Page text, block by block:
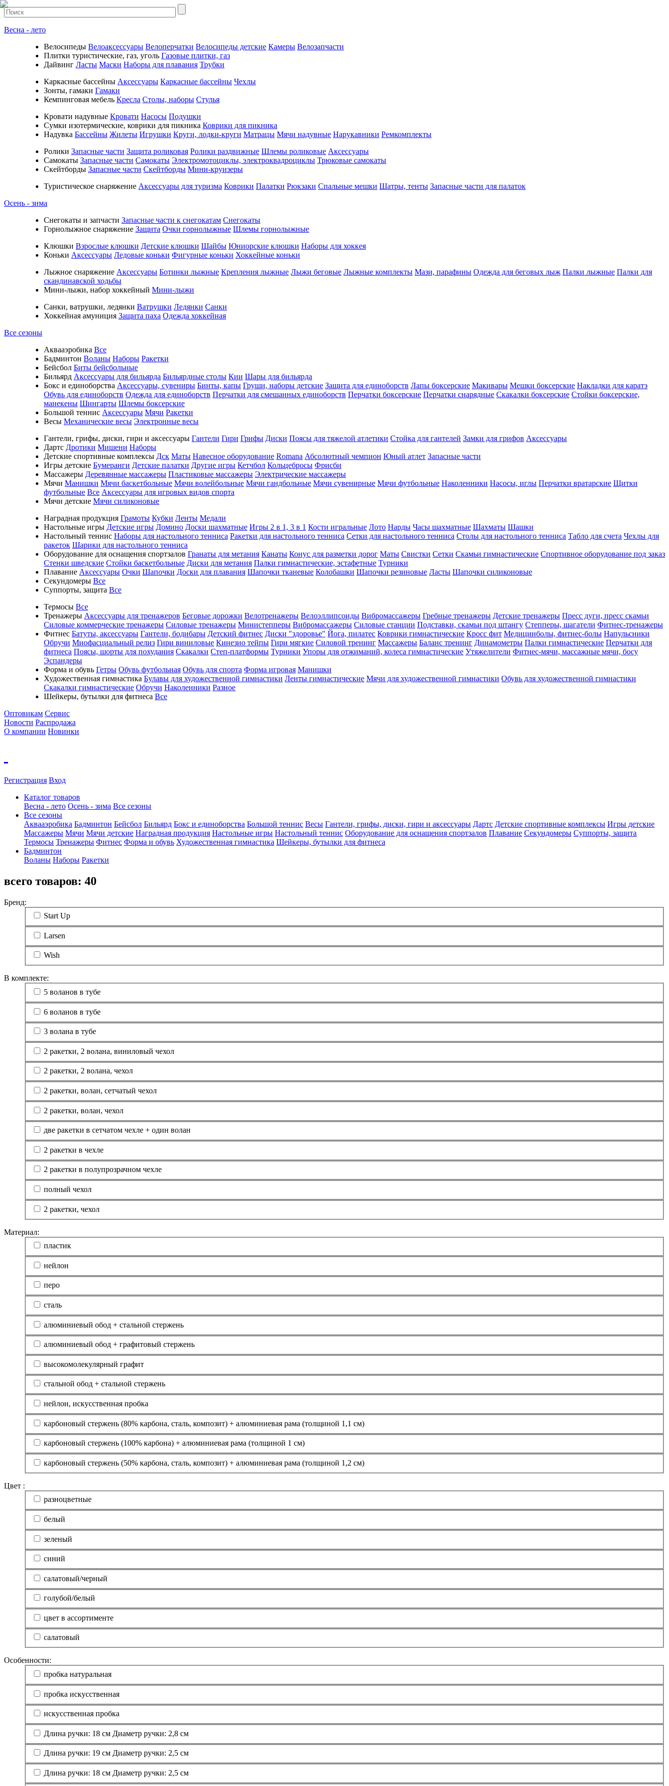
Весна - лето
Велосипеды Велоаксессуары Велоперчатки Велосипеды детские Камеры Велозапчасти
Плитки туристические, газ, уголь Газовые плитки, газ
Дайвинг Ласты Маски Наборы для плавания Трубки
Каркасные бассейны Аксессуары Каркасные бассейны Чехлы
Зонты, гамаки Гамаки
Кемпинговая мебель Кресла Столы, наборы Стулья
Кровати надувные Кровати Насосы Подушки
Cумки изотермические, коврики для пикника Коврики для пикника
Надувка Бассейны Жилеты Игрушки Круги, лодки-круги Матрацы Мячи надувные Нарукавники Ремкомплекты
Ролики Запасные части Защита роликовая Ролики раздвижные Шлемы роликовые Аксессуары
Самокаты Запасные части Самокаты Электромотоциклы, электроквадроциклы Трюковые самокаты
Скейтборды Запасные части Скейтборды Мини-круизеры
Туристическое снаряжение Аксессуары для туризма Коврики Палатки Рюкзаки Спальные мешки Шатры, тенты Запасные части для палаток
Осень - зима
Cнегокаты и запчасти Запасные части к снегокатам Снегокаты
Горнолыжное снаряжение Защита Очки горнолыжные Шлемы горнолыжные
Клюшки Взрослые клюшки Детские клюшки Шайбы Юниорские клюшки Наборы для хоккея
Коньки Аксессуары Ледовые коньки Фигурные коньки Хоккейные коньки
Лыжное снаряжение Аксессуары Ботинки лыжные Крепления лыжные Лыжи беговые Лыжные комплекты Мази, парафины Одежда для беговых лыж Палки лыжные Палки для
скандинавской ходьбы
Мини-лыжи, набор хоккейный Мини-лыжи
Санки, ватрушки, ледянки Ватрушки Ледянки Санки
Хоккейная амуниция Защита паха Одежда хоккейная
Все сезоны
Аквааэробика Все
Бадминтон Воланы Наборы Ракетки
Бейсбол Биты бейсбольные
Бильярд Аксессуары для бильярда Бильярдные столы Кии Шары для бильярда
Бокс и единоборства Аксессуары, сувениры Бинты, капы Груши, наборы детские Защита для единоборств Лапы боксерские Макивары Мешки боксерские Накладки для каратэ
Обувь для единоборств Одежда для единоборств Перчатки для смешанных единоборств Перчатки боксерские Перчатки снарядные Скакалки боксерские Стойки боксерские,
манекены Шингарты Шлемы боксерские
Большой теннис Аксессуары Мячи Ракетки
Весы Механические весы Электронные весы
Гантели, грифы, диски, гири и аксессуары Гантели Гири Грифы Диски Поясы для тяжелой атлетики Стойка для гантелей Замки для грифов Аксессуары
Дартс Дротики Мишени Наборы
Детские спортивные комплексы Дск Маты Навесное оборудование Romana Абсолютный чемпион Юный атлет Запасные части
Игры детские Бумеранги Детские палатки Другие игры Кетчбол Кольцебросы Фрисби
Массажеры Деревянные массажеры Пластиковые массажеры Электрические массажеры
Мячи Манишки Мячи баскетбольные Мячи волейбольные Мячи гандбольные Мячи сувенирные Мячи футбольные Наколенники Насосы, иглы Перчатки вратарские Щитки
футбольные Все Аксессуары для игровых видов спорта
Мячи детские Мячи силиконовые
Наградная продукция Грамоты Кубки Ленты Медали
Настольные игры Детские игры Домино Доски шахматные Игры 2 в 1, 3 в 1 Кости игральные Лото Нарды Часы шахматные Шахматы Шашки
Настольный теннис Наборы для настольного тенниса Ракетки для настольного тенниса Сетки для настольного тенниса Столы для настольного тенниса Табло для счета Чехлы для
ракеток Шарики для настольного тенниса
Оборудование для оснащения спортзалов Гранаты для метания Канаты Конус для разметки дорог Маты Свистки Сетки Скамьи гимнастические Спортивное оборудование под заказ
Стенки шведские Стойки баскетбольные Диски для метания Палки гимнастические, эстафетные Турники
Плавание Аксессуары Очки Шапочки Доски для плавания Шапочки тканевые Колобашки Шапочки резиновые Ласты Шапочки силиконовые
Секундомеры Все
Суппорты, защита Все
Термосы Все
Тренажеры Аксессуары для тренажеров Беговые дорожки Велотренажеры Велоэллипсоиды Вибромассажеры Гребные тренажеры Детские тренажеры Пресс дуги, пресс скамьи
Силовые коммерческие тренажеры Силовые тренажеры Министепперы Вибромассажеры Силовые станции Подставки, скамьи под штангу Степперы, шагатели Фитнес-тренажеры
Фитнес Батуты, аксессуары Гантели, бодибары Детский фитнес Диски "здоровье" Йога, пилатес Коврики гимнастические Кросс фит Медицинболы, фитнес-болы Напульсники
Обручи Миофасциальный релиз Гири виниловые Кинезио тейпы Гири мягкие Силовой тренинг Массажеры Баланс тренинг Динамометры Палки гимнастические Перчатки для
фитнеса Поясы, шорты для похудания Скакалки Степ-платформы Турники Упоры для отжиманий, колеса гимнастические Утяжелители Фитнес-мячи, массажные мячи, босу
Эспандеры
Форма и обувь Гетры Обувь футбольная Обувь для спорта Форма игровая Манишки
Художественная гимнастика Булавы для художественной гимнастики Ленты гимнастические Мячи для художественной гимнастики Обувь для художественной гимнастики
Скакалки гимнастические Обручи Наколенники Разное
Шейкеры, бутылки для фитнеса Все
Оптовикам Сервис
Новости Распродажа
О компании Новинки
Регистрация Вход
Каталог товаров
Весна - лето Осень - зима Все сезоны
Все сезоны
Аквааэробика Бадминтон Бейсбол Бильярд Бокс и единоборства Большой теннис Весы Гантели, грифы, диски, гири и аксессуары Дартс Детские спортивные комплексы Игры детские
Массажеры Мячи Мячи детские Наградная продукция Настольные игры Настольный теннис Оборудование для оснащения спортзалов Плавание Секундомеры Суппорты, защита
Термосы Тренажеры Фитнес Форма и обувь Художественная гимнастика Шейкеры, бутылки для фитнеса
Бадминтон
Воланы Наборы Ракетки
всего товаров: 40
Бренд:
Start Up
Larsen
Wish
В комплекте:
5 воланов в тубе
6 воланов в тубе
3 волана в тубе
2 ракетки, 2 волана, виниловый чехол
2 ракетки, 2 волана, чехол
2 ракетки, волан, сетчатый чехол
2 ракетки, волан, чехол
две ракетки в сетчатом чехле + один волан
2 ракетки в чехле
2 ракетки в полупрозрачном чехле
полный чехол
2 ракетки, чехол
Материал:
пластик
нейлон
перо
сталь
алюминиевый обод + стальной стержень
алюминиевый обод + графитовый стержень
высокомолекулярный графит
стальной обод + стальной стержень
нейлон, искусственная пробка
карбоновый стержень (80% карбона, сталь, композит) + алюминиевая рама (толщиной 1,1 см)
карбоновый стержень (100% карбона) + алюминиевая рама (толщиной 1 см)
карбоновый стержень (50% карбона, сталь, композит) + алюминиевая рама (толщиной 1,2 см)
Цвет :
разноцветные
белый
зеленый
синий
салатовый/черный
голубой/белый
цвет в ассортименте
салатовый
Особенности:
пробка натуральная
пробка искусственная
искусственная пробка
Длина ручки: 18 см Диаметр ручки: 2,8 см
Длина ручки: 19 см Диаметр ручки: 2,5 см
Длина ручки: 18 см Диаметр ручки: 2,5 см